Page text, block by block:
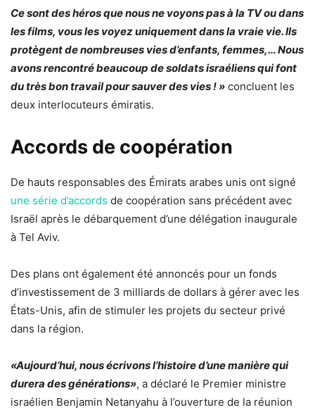
Ce sont des héros que nous ne voyons pas à la TV ou dans
les films, vous les voyez uniquement dans la vraie vie. Ils
protègent de nombreuses vies d’enfants, femmes,… Nous
avons rencontré beaucoup de soldats israéliens qui font
du très bon travail pour sauver des vies ! » concluent les
deux interlocuteurs émiratis.
Accords de coopération
De hauts responsables des Émirats arabes unis ont signé
une série d’accords de coopération sans précédent avec
Israël après le débarquement d’une délégation inaugurale
à Tel Aviv.
Des plans ont également été annoncés pour un fonds
d’investissement de 3 milliards de dollars à gérer avec les
États-Unis, afin de stimuler les projets du secteur privé
dans la région.
«Aujourd’hui, nous écrivons l’histoire d’une manière qui
durera des générations», a déclaré le Premier ministre
israélien Benjamin Netanyahu à l’ouverture de la réunion